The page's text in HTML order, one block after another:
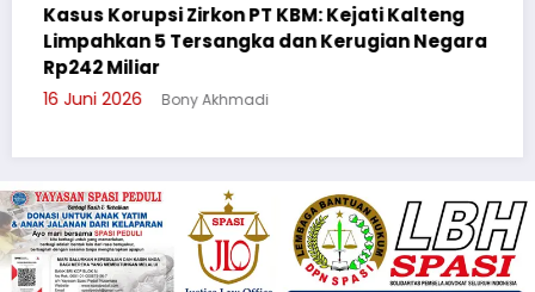
Kalteng
Negara
Cegah Bullying, Sikum Polresta
Suluh Pelajar SMAN 6
3 Juni 2026 Bony Akhmadi